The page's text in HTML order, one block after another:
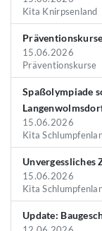
Kita Knirpsenland
15.06.2026
Präventionskurse
Spaßolympiade
15.06.2026
Kita
Unvergessliches
15.06.2026
Kita
Update: